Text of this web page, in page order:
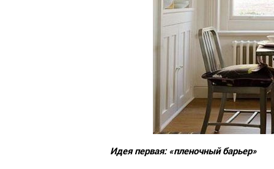
Идея первая: «пленочный барьер»